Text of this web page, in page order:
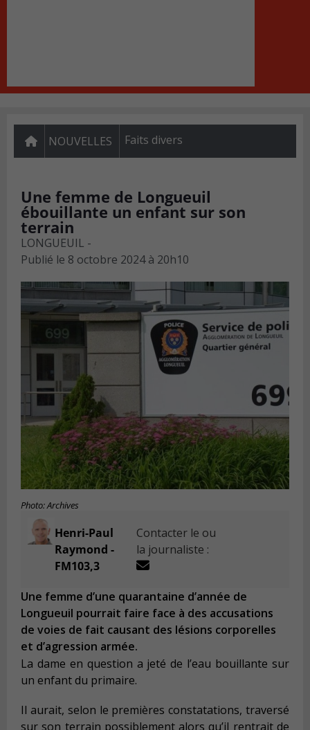
NOUVELLES Faits divers
Une femme de Longueuil
ébouillante un enfant sur son
terrain
LONGUEUIL -
Publié le 8 octobre 2024 à 20h10
Photo: Archives
Henri-Paul
Raymond -
FM103,3
Contacter le ou
la journaliste :
Une femme d’une quarantaine d’année de
Longueuil pourrait faire face à des accusations
de voies de fait causant des lésions corporelles
et d’agression armée.
La dame en question a jeté de l’eau bouillante sur
un enfant du primaire.
Il aurait, selon le premières constatations, traversé
sur son terrain possiblement alors qu’il rentrait de